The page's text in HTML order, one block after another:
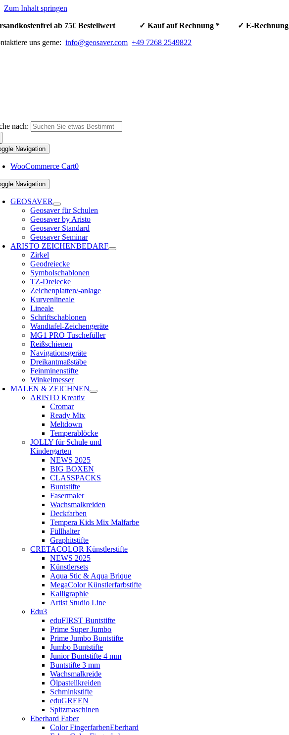
Zum Inhalt springen
ab 75€ Bestellwert ✓ Kauf auf Rechnung * ✓ E-Rechnung
uns gerne: info@geosaver.com +49 7268 2549822
nach:
Navigation
WooCommerce Cart0
Navigation
GEOSAVER
Geosaver für Schulen
Geosaver by Aristo
Geosaver Standard
Geosaver Seminar
ARISTO ZEICHENBEDARF
Zirkel
Geodreiecke
Symbolschablonen
TZ-Dreiecke
Zeichenplatten/-anlage
Kurvenlineale
Lineale
Schriftschablonen
Wandtafel-Zeichengeräte
MG1 PRO Tuschefüller
Reißschienen
Navigationsgeräte
Dreikantmaßstäbe
Feinminenstifte
Winkelmesser
MALEN & ZEICHNEN
ARISTO Kreativ
Cromar
Ready Mix
Meltdown
Temperablöcke
JOLLY für Schule und
Kindergarten
NEWS 2025
BIG BOXEN
CLASSPACKS
Buntstifte
Fasermaler
Wachsmalkreiden
Deckfarben
Tempera Kids Mix Malfarbe
Füllhalter
Graphitstifte
CRETACOLOR Künstlerstifte
NEWS 2025
Künstlersets
Aqua Stic & Aqua Brique
MegaColor Künstlerfarbstifte
Kalligraphie
Artist Studio Line
Edu3
eduFIRST Buntstifte
Prime Super Jumbo
Prime Jumbo Buntstifte
Jumbo Buntstifte
Junior Buntstifte 4 mm
Buntstifte 3 mm
Wachsmalkreide
Ölpastellkreiden
Schminkstifte
eduGREEN
Spitzmaschinen
Eberhard Faber
Color FingerfarbenEberhard